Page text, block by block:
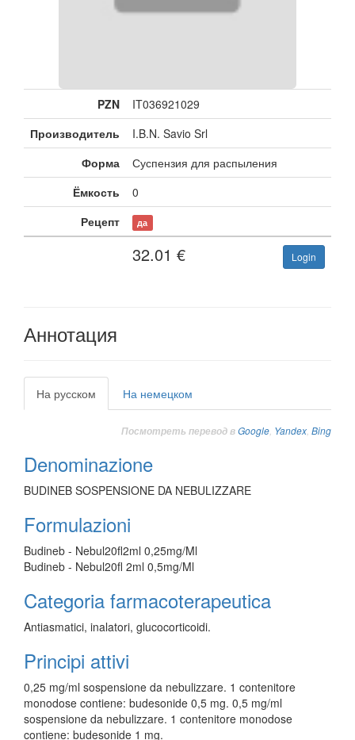
PZN
IT036921029
Производитель
I.B.N. Savio Srl
Форма
Суспензия для распыления
Ёмкость
0
Рецепт
да
32.01 € Login
Аннотация
На русском На немецком
Посмотреть перевод вGoogle Yandex Bing
Denominazione
BUDINEB SOSPENSIONE DA NEBULIZZARE
Formulazioni
Budineb - Nebul20fl2ml 0,25mg/Ml
Budineb - Nebul20fl 2ml 0,5mg/Ml
Categoria farmacoterapeutica
Antiasmatici, inalatori, glucocorticoidi.
Principi attivi
0,25 mg/ml sospensione da nebulizzare. 1 contenitore
monodose contiene: budesonide 0,5 mg. 0,5 mg/ml
sospensione da nebulizzare. 1 contenitore monodose
contiene: budesonide 1 mg.